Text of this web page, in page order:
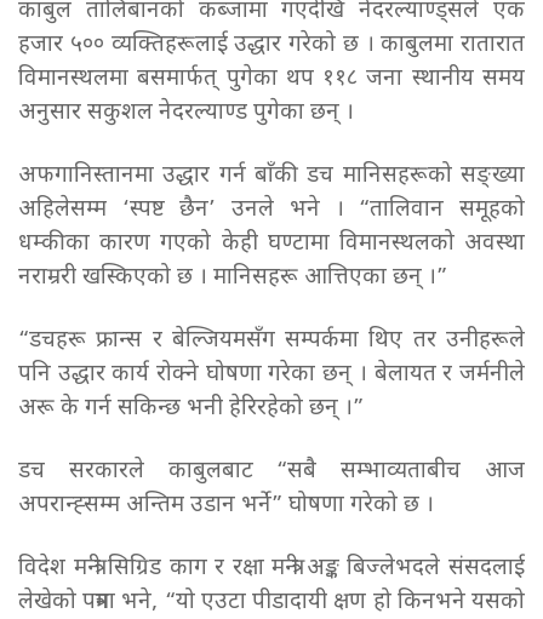
काबुल तालिबानको कब्जामा गएदेखि नेदरल्याण्ड्सले एक
हजार ५०० व्यक्तिहरूलाई उद्धार गरेको छ । काबुलमा रातारात
विमानस्थलमा बसमार्फत् पुगेका थप ११८ जना स्थानीय समय
अनुसार सकुशल नेदरल्याण्ड पुगेका छन् ।
अफगानिस्तानमा उद्धार गर्न बाँकी डच मानिसहरूको सङ्ख्या
अहिलेसम्म ‘स्पष्ट छैन’ उनले भने । “तालिवान समूहको
धम्कीका कारण गएको केही घण्टामा विमानस्थलको अवस्था
नराम्ररी खस्किएको छ । मानिसहरू आत्तिएका छन् ।”
“डचहरू फ्रान्स र बेल्जियमसँग सम्पर्कमा थिए तर उनीहरूले
पनि उद्धार कार्य रोक्ने घोषणा गरेका छन् । बेलायत र जर्मनीले
अरू के गर्न सकिन्छ भनी हेरिरहेको छन् ।”
डच सरकारले काबुलबाट “सबै सम्भाव्यताबीच आज
अपरान्ह्सम्म अन्तिम उडान भर्ने” घोषणा गरेको छ ।
विदेश मन्त्री सिग्रिड काग र रक्षा मन्त्री अङ्क बिज्लेभदले संसदलाई
लेखेको पत्रमा भने, “यो एउटा पीडादायी क्षण हो किनभने यसको